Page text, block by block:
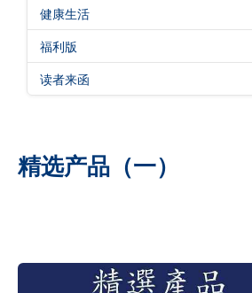
健康生活
福利版
读者来函
精选产品（一）